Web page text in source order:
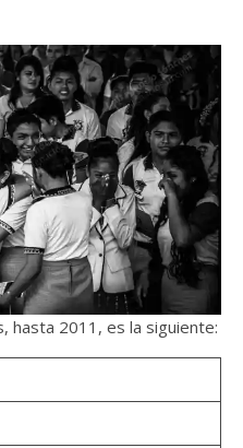
hasta 2011, es la siguiente: